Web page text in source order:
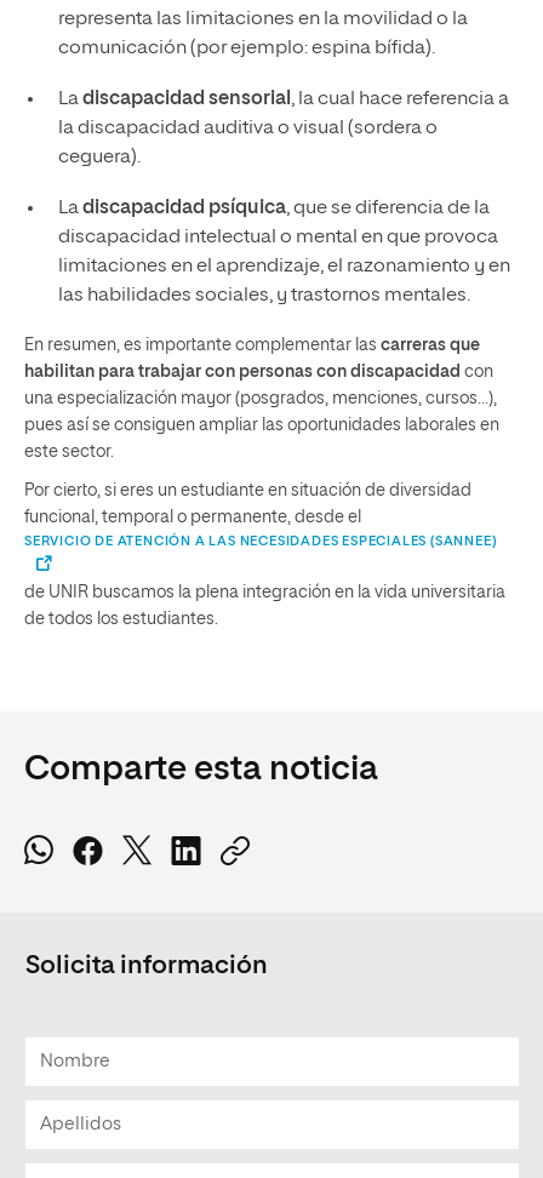
representa las limitaciones en la movilidad o la
comunicación (por ejemplo: espina bífida).
Ladiscapacidad sensorial , la cual hace referencia a
la discapacidad auditiva o visual (sordera o
ceguera).
Ladiscapacidad psíquica, que se diferencia de la
discapacidad intelectual o mental en que provoca
limitaciones en el aprendizaje, el razonamiento y en
las habilidades sociales, y trastornos mentales.
En resumen, es importante complementar las carreras que
habilitan para trabajar con personas con discapacidad con
una especialización mayor (posgrados, menciones, cursos…),
pues así se consiguen ampliar las oportunidades laborales en
este sector.
Por cierto, si eres un estudiante en situación de diversidad
funcional, temporal o permanente, desde el
SERVICIO DE ATENCIÓN A LAS NECESIDADES ESPECIALES (SANNEE)
de UNIR buscamos la plena integración en la vida universitaria
de todos los estudiantes.
Comparte esta noticia
Solicita información